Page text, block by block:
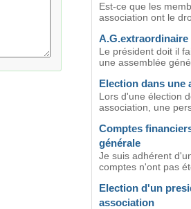
Est-ce que les
association ont le
A.G.extraordinaire
Le président doit il
une assemblée
Election dans une
Lors d'une élection
association, une
Comptes
générale
Je suis adhérent
comptes n'ont pas
Election d'un
association